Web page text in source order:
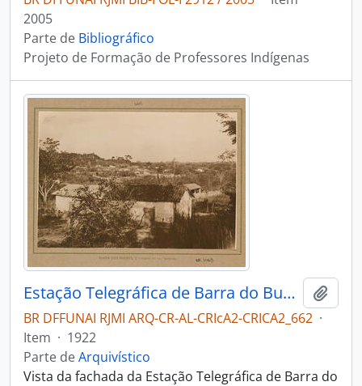
2005
Parte de Bibliográfico
Projeto de Formação de Professores Indígenas
Estação Telegráfica de Barra do Bugres
BR DFFUNAI RJMI ARQ-CR-AL-CRIcA2-CRICA2_662 ·
Item · 1922
Parte deArquivístico
Vista da fachada da Estação Telegráfica de Barra do